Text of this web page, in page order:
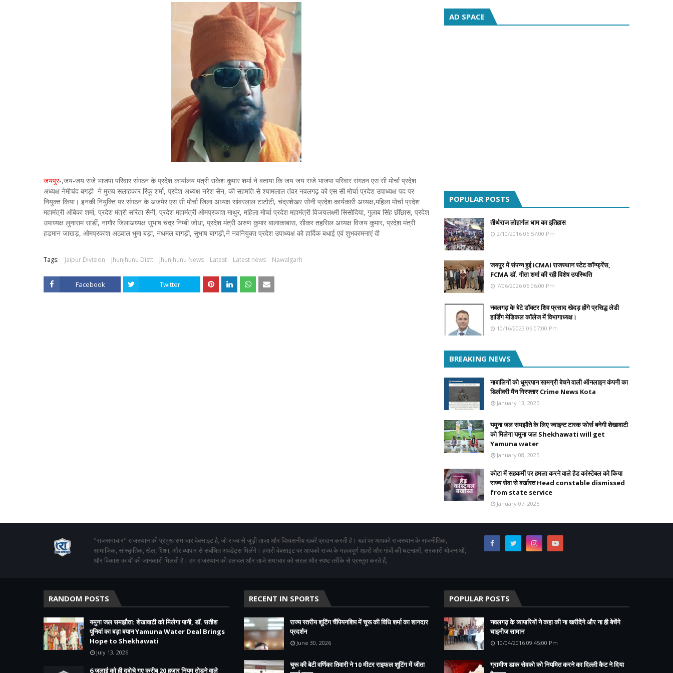
जयपुर-,जय-जय राजे भाजपा परिवार संगठन के प्रदेश कार्यालय मंत्री राकेश कुमार शर्मा ने बताया कि जय जय राजे भाजपा परिवार संगठन एस सी मोर्चा प्रदेश
अध्यक्ष नेमीचंद बगड़ी ने मुख्य सलाहकार रिंकू शर्मा, प्रदेश अध्यक्ष नरेश सैन, की सहमति से श्यामलाल तंवर नवलगढ़ को एस सी मोर्चा प्रदेश उपाध्यक्ष पद पर
नियुक्त किया। इनकी नियुक्ति पर संगठन के अजमेर एस सी मोर्चा जिला अध्यक्ष सांवरलाल टाटोटी, चंद्रशेखर सोनी प्रदेश कार्यकारी अध्यक्ष,महिला मोर्चा प्रदेश
महामंत्री अंबिका शर्मा, प्रदेश मंत्री सरिता सैनी, प्रदेश महामंत्री ओमप्रकाश माथुर, महिला मोर्चा प्रदेश महामंत्री विजयलक्ष्मी सिसोदिया, गुलाब सिंह छींछास, प्रदेश
उपाध्यक्ष लुनाराम सार्डी, नागौर जिलाअध्यक्ष सुभाष चंद्र निम्बी जोधा, प्रदेश मंत्री अरुण कुमार बालाकाबास, सीकर तहसिल अध्यक्ष विजय कुमार, प्रदेश मंत्री
हडमान जाखड़, ओमप्रकाश अठवाल भुमा बड़ा, नथमल बागड़ी, सुभाष बागड़ी,ने नवनियुक्त प्रदेश उपाध्यक्ष को हार्दिक बधाई एवं शुभकामनाएं दी
Tags: Jaipur Division Jhunjhunu Distt Jhunjhunu News Latest Latest news Nawalgarh
Facebook Twitter
AD SPACE
POPULAR POSTS
तीर्थराज लोहार्गल धाम का इतिहास
2/10/2016 06:57:00 Pm
जयपुर में संपन्न हुई ICMAI राजस्थान स्टेट कॉन्फ्रेंस,
FCMA डॉ. गीता शर्मा की रही विशेष उपस्थिति
7/06/2026 06:06:00 Pm
नवलगढ़ के बेटे डॉक्टर शिव प्रसाद खेदड़ होंगे प्रसिद्ध लेडी
हार्डिंग मेडिकल कॉलेज में विभागाध्यक्ष।
10/16/2023 06:07:00 Pm
BREAKING NEWS
नाबालिगों को धूम्रपान सामग्री बेचने वाली ऑनलाइन कंपनी का
डिलीवरी मैन गिरफ्तार Crime News Kota
January 13, 2025
यमुना जल समझौते के लिए ज्वाइन्ट टास्क फोर्स बनेगी शेखावाटी
को मिलेगा यमुना जल Shekhawati will get
Yamuna water
January 08, 2025
कोटा में सहकर्मी पर हमला करने वाले हैड कांस्टेबल को किया
राज्य सेवा से बर्खास्त Head constable dismissed
from state service
January 07, 2025
"राजसमाचार" राजस्थान की प्रमुख समाचार वेबसाइट है, जो राज्य से जुड़ी ताज़ा और विश्वसनीय खबरें प्रदान करती है। यहां पर आपको राजस्थान के राजनीतिक,
सामाजिक, सांस्कृतिक, खेल, शिक्षा, और व्यापार से संबंधित अपडेट्स मिलेंगे। हमारी वेबसाइट पर आपको राज्य के महत्वपूर्ण शहरों और गांवों की घटनाओं, सरकारी योजनाओं,
और विकास कार्यों की जानकारी मिलती है। हम राजस्थान की हलचल और ताजे समाचार को सरल और स्पष्ट तरीके से प्रस्तुत करते हैं,
RANDOM POSTS
यमुना जल समझौता: शेखावाटी को मिलेगा पानी, डॉ. सतीश
पूनियां का बड़ा बयान Yamuna Water Deal Brings
Hope to Shekhawati
July 13, 2026
6 जुलाई को ही दबोचे गए करीब 20 हजार नियम तोड़ने वाले
RECENT IN SPORTS
राज्य स्तरीय शूटिंग चैंपियनशिप में चूरू की विधि शर्मा का शानदार
प्रदर्शन
June 30, 2026
चूरू की बेटी वर्णिका तिवारी ने 10 मीटर राइफल शूटिंग में जीता
POPULAR POSTS
नवलगढ़ के व्यापारियों ने कहा की ना खरीदेंगे और ना ही बेचेंगे
चाइनीज सामान
10/04/2016 09:45:00 Pm
ग्रामीण डाक सेवको को नियमित करने का दिल्ली कैट ने दिया